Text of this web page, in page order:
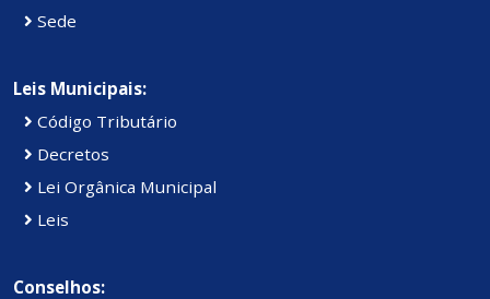
Sede
Leis Municipais:
Código Tributário
Decretos
Lei Orgânica Municipal
Leis
Conselhos: